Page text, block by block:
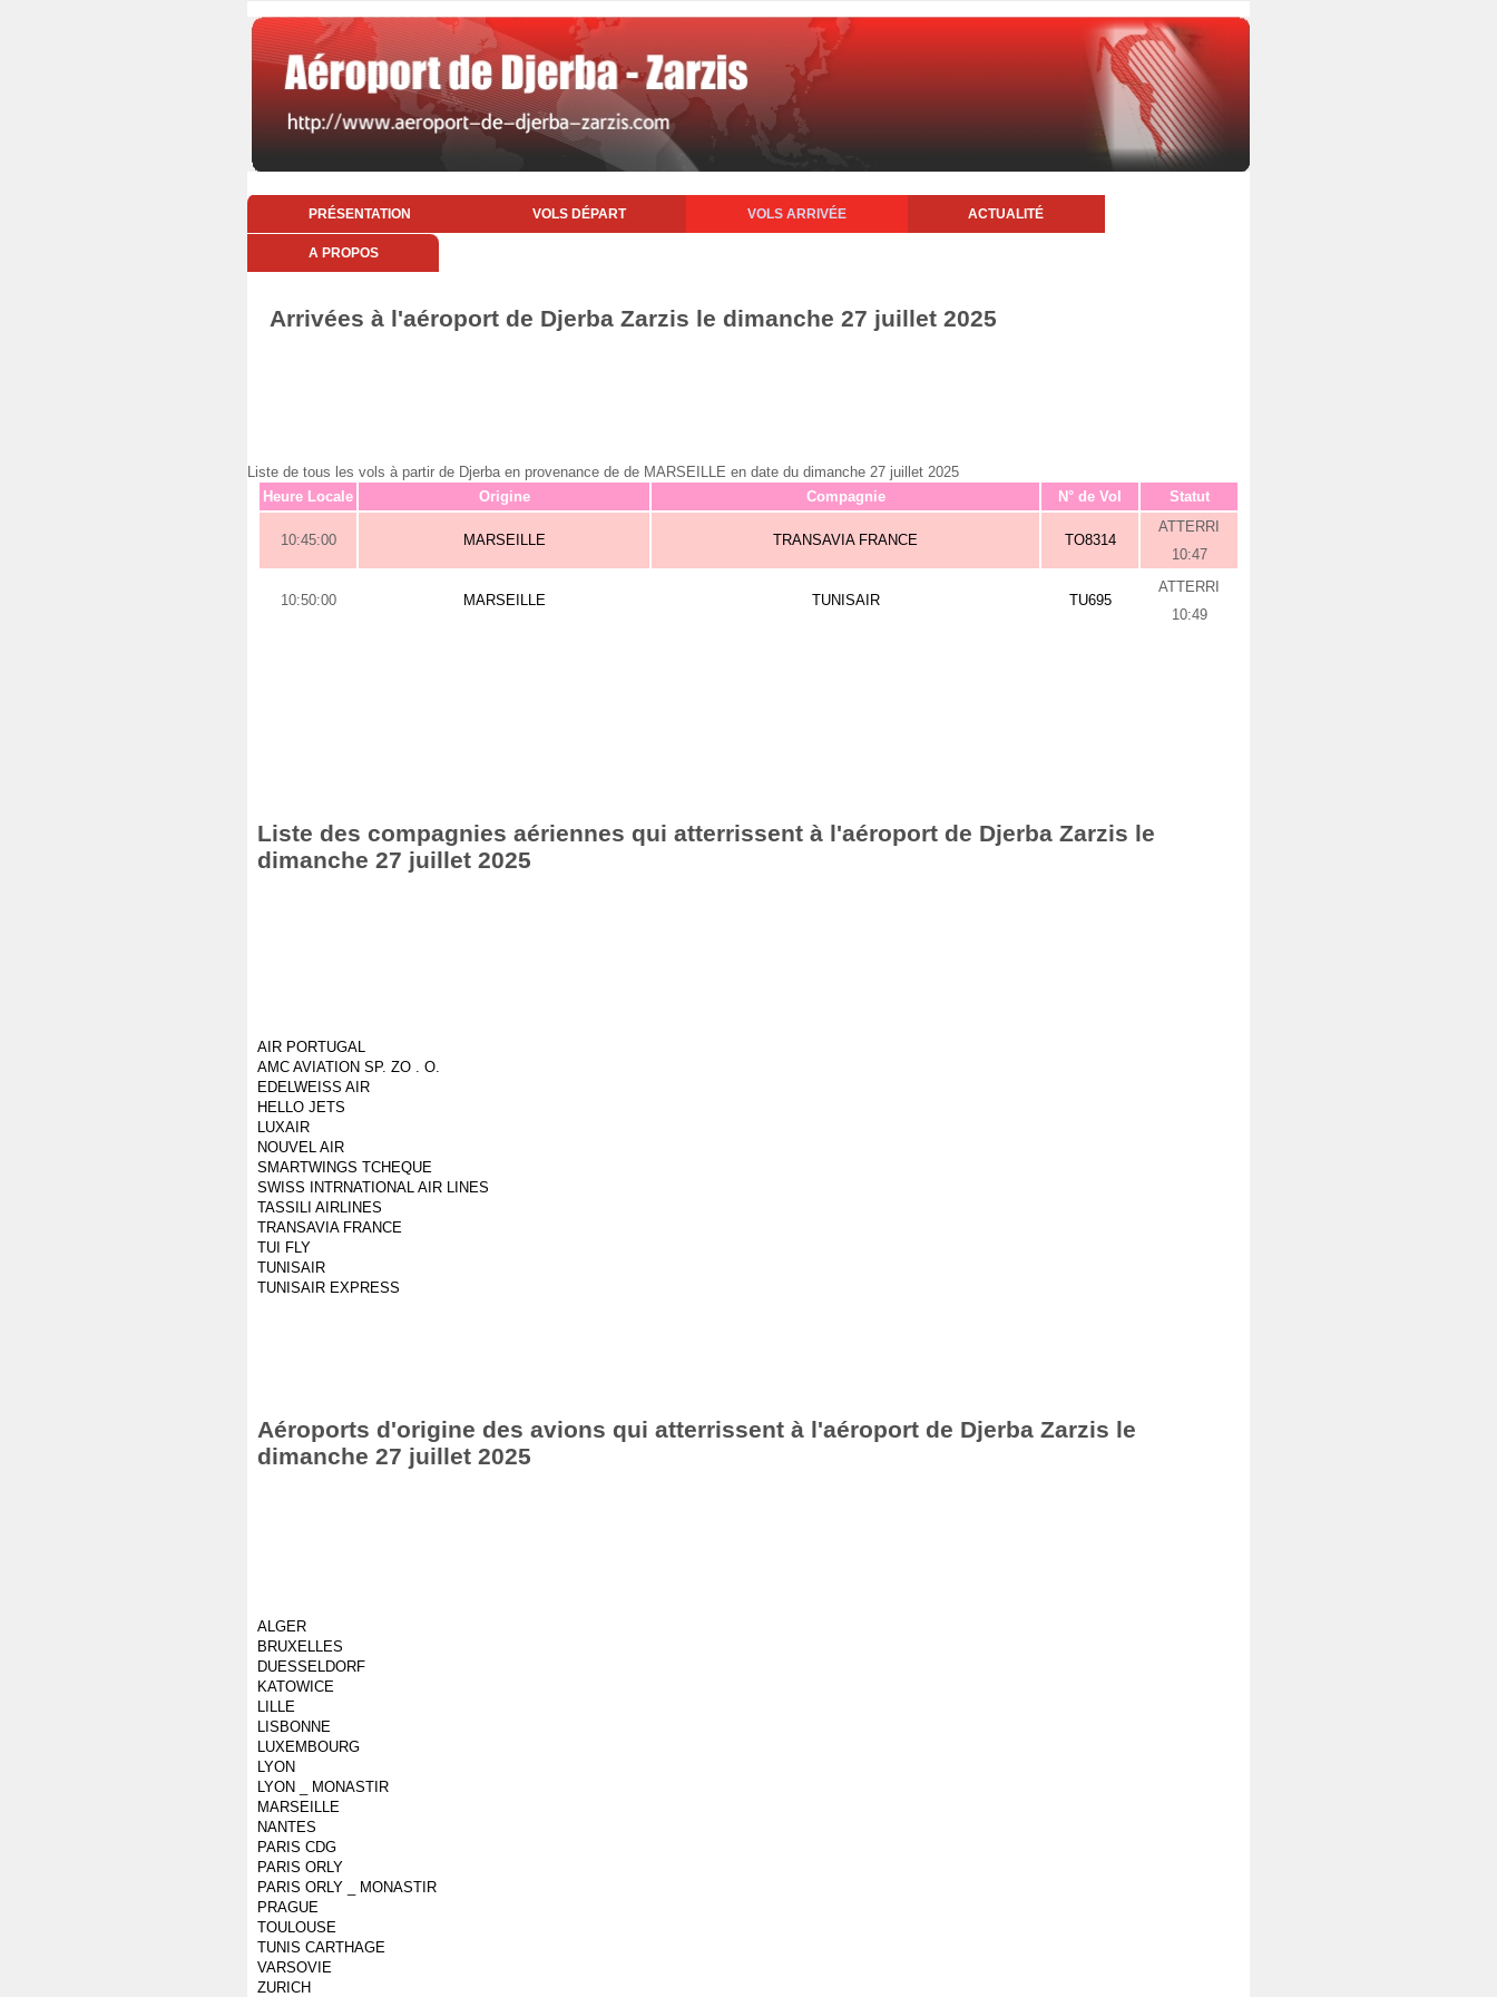
PRÉSENTATION VOLS DÉPART VOLS ARRIVÉE ACTUALITÉ
A PROPOS
Arrivées à l'aéroport de Djerba Zarzis le dimanche 27 juillet 2025
Liste de tous les vols à partir de Djerba en provenance de de MARSEILLE en date du dimanche 27 juillet 2025
Heure Locale
Origine Compagnie N° de Vol Statut
10:45:00 MARSEILLE TRANSAVIA FRANCE TO8314
ATTERRI
10:47
10:50:00 MARSEILLE TUNISAIR TU695
ATTERRI
10:49
Liste des compagnies aériennes qui atterrissent à l'aéroport de Djerba Zarzis le
dimanche 27 juillet 2025
AIR PORTUGAL
AMC AVIATION SP. ZO . O.
EDELWEISS AIR
HELLO JETS
LUXAIR
NOUVEL AIR
SMARTWINGS TCHEQUE
SWISS INTRNATIONAL AIR LINES
TASSILI AIRLINES
TRANSAVIA FRANCE
TUI FLY
TUNISAIR
TUNISAIR EXPRESS
Aéroports d'origine des avions qui atterrissent à l'aéroport de Djerba Zarzis le
dimanche 27 juillet 2025
ALGER
BRUXELLES
DUESSELDORF
KATOWICE
LILLE
LISBONNE
LUXEMBOURG
LYON
LYON _ MONASTIR
MARSEILLE
NANTES
PARIS CDG
PARIS ORLY
PARIS ORLY _ MONASTIR
PRAGUE
TOULOUSE
TUNIS CARTHAGE
VARSOVIE
ZURICH